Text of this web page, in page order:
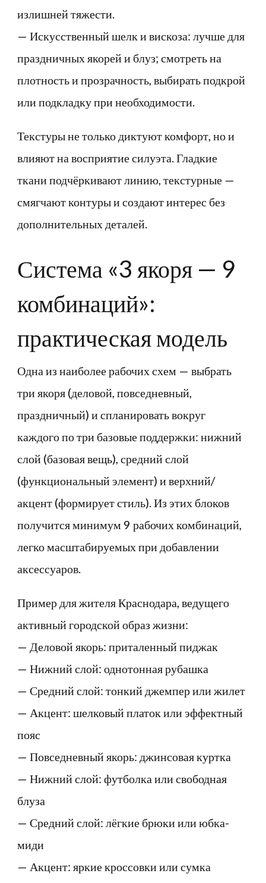
излишней тяжести.
— Искусственный шелк и вискоза: лучше для
праздничных якорей и блуз; смотреть на
плотность и прозрачность, выбирать подкрой
или подкладку при необходимости.
Текстуры не только диктуют комфорт, но и
влияют на восприятие силуэта. Гладкие
ткани подчёркивают линию, текстурные —
смягчают контуры и создают интерес без
дополнительных деталей.
Система «3 якоря — 9
комбинаций»:
практическая модель
Одна из наиболее рабочих схем — выбрать
три якоря (деловой, повседневный,
праздничный) и спланировать вокруг
каждого по три базовые поддержки: нижний
слой (базовая вещь), средний слой
(функциональный элемент) и верхний/
акцент (формирует стиль). Из этих блоков
получится минимум 9 рабочих комбинаций,
легко масштабируемых при добавлении
аксессуаров.
Пример для жителя Краснодара, ведущего
активный городской образ жизни:
— Деловой якорь: приталенный пиджак
— Нижний слой: однотонная рубашка
— Средний слой: тонкий джемпер или жилет
— Акцент: шелковый платок или эффектный
пояс
— Повседневный якорь: джинсовая куртка
— Нижний слой: футболка или свободная
блуза
— Средний слой: лёгкие брюки или юбка-
миди
— Акцент: яркие кроссовки или сумка